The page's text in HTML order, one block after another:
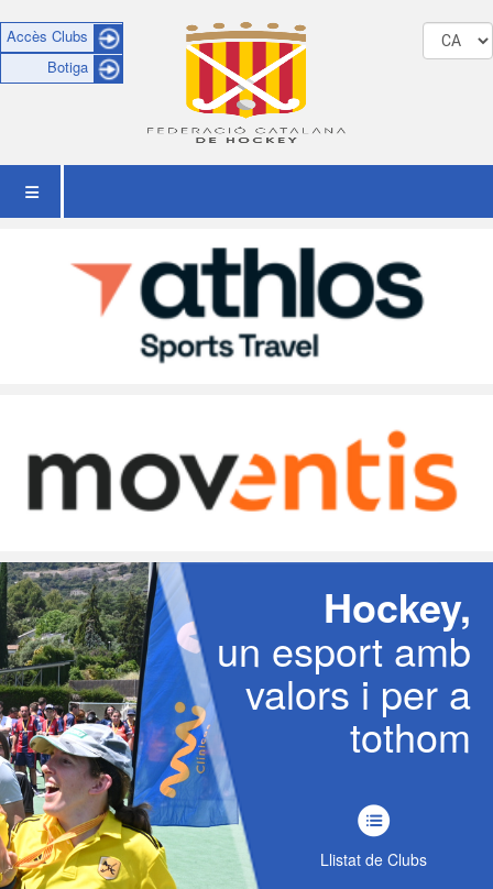
Accès Clubs
Botiga
Hockey,
un esport amb
valors i per a
tothom
Llistat de Clubs